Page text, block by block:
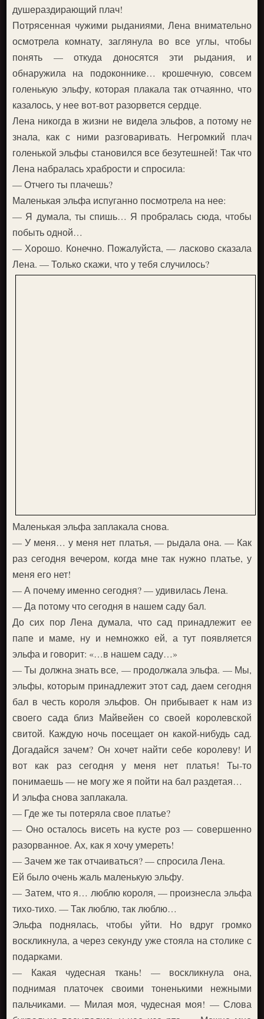
душераздирающий плач!
Потрясенная чужими рыданиями, Лена внимательно
осмотрела комнату, заглянула во все углы, чтобы
понять — откуда доносятся эти рыдания, и
обнаружила на подоконнике… крошечную, совсем
голенькую эльфу, которая плакала так отчаянно, что
казалось, у нее вот-вот разорвется сердце.
Лена никогда в жизни не видела эльфов, а потому не
знала, как с ними разговаривать. Негромкий плач
голенькой эльфы становился все безутешней! Так что
Лена набралась храбрости и спросила:
— Отчего ты плачешь?
Маленькая эльфа испуганно посмотрела на нее:
— Я думала, ты спишь… Я пробралась сюда, чтобы
побыть одной…
— Хорошо. Конечно. Пожалуйста, — ласково сказала
Лена. — Только скажи, что у тебя случилось?
Маленькая эльфа заплакала снова.
— У меня… у меня нет платья, — рыдала она. — Как
раз сегодня вечером, когда мне так нужно платье, у
меня его нет!
— А почему именно сегодня? — удивилась Лена.
— Да потому что сегодня в нашем саду бал.
До сих пор Лена думала, что сад принадлежит ее
папе и маме, ну и немножко ей, а тут появляется
эльфа и говорит: «…в нашем саду…»
— Ты должна знать все, — продолжала эльфа. — Мы,
эльфы, которым принадлежит этот сад, даем сегодня
бал в честь короля эльфов. Он прибывает к нам из
своего сада близ Майвейен со своей королевской
свитой. Каждую ночь посещает он какой-нибудь сад.
Догадайся зачем? Он хочет найти себе королеву! И
вот как раз сегодня у меня нет платья! Ты-то
понимаешь — не могу же я пойти на бал раздетая…
И эльфа снова заплакала.
— Где же ты потеряла свое платье?
— Оно осталось висеть на кусте роз — совершенно
разорванное. Ах, как я хочу умереть!
— Зачем же так отчаиваться? — спросила Лена.
Ей было очень жаль маленькую эльфу.
— Затем, что я… люблю короля, — произнесла эльфа
тихо-тихо. — Так люблю, так люблю…
Эльфа поднялась, чтобы уйти. Но вдруг громко
воскликнула, а через секунду уже стояла на столике с
подарками.
— Какая чудесная ткань! — воскликнула она,
поднимая платочек своими тоненькими нежными
пальчиками. — Милая моя, чудесная моя! — Слова